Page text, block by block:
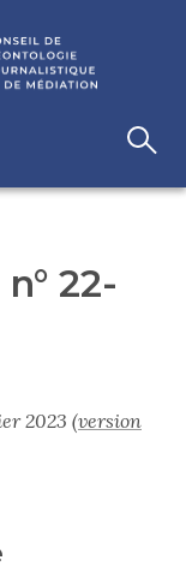
22-
2023 (version